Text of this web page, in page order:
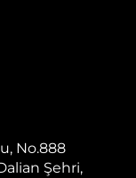
No.888
Şehri,